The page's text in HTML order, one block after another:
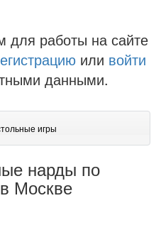
для работы на сайте
или войти
данными.
игры
нарды по
Москве